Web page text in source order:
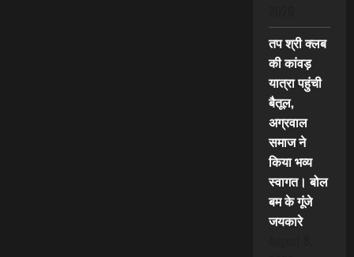
तप श्री क्लब
की कांवड़
यात्रा पहुंची
बैतूल,
अग्रवाल
समाज ने
किया भव्य
स्वागत। बोल
बम के गूंजे
जयकारे